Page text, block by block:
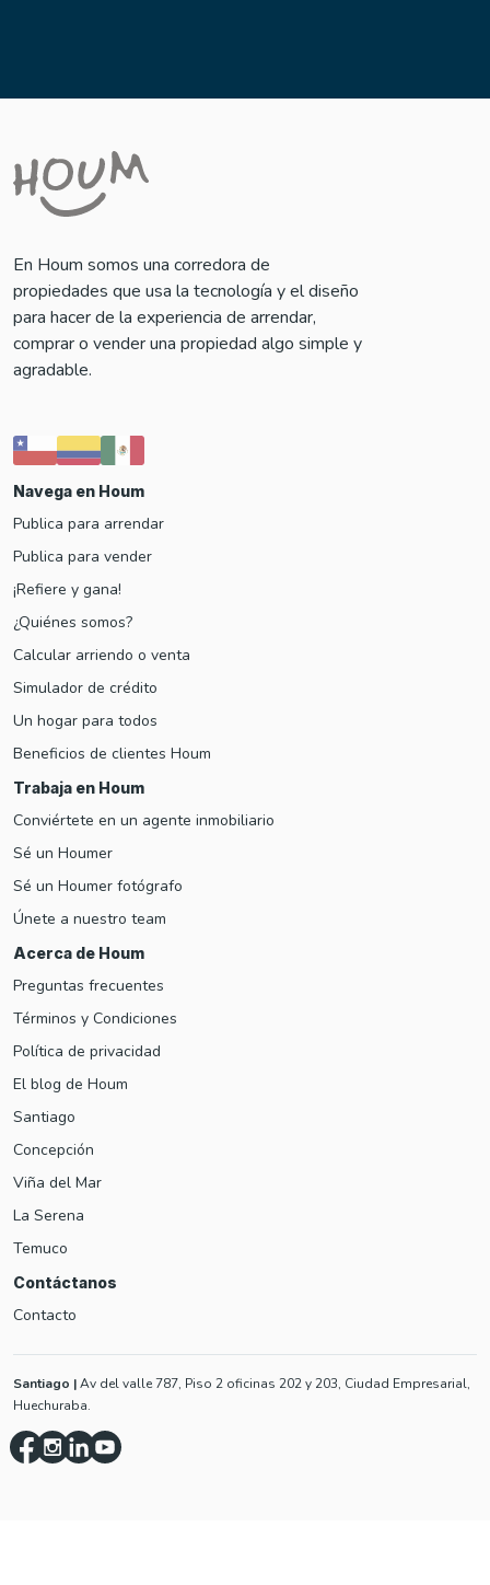
En Houm somos una corredora de
propiedades que usa la tecnología y el diseño
para hacer de la experiencia de arrendar,
comprar o vender una propiedad algo simple y
agradable.
Navega en Houm
Publica para arrendar
Publica para vender
¡Refiere y gana!
¿Quiénes somos?
Calcular arriendo o venta
Simulador de crédito
Un hogar para todos
Beneficios de clientes Houm
Trabaja en Houm
Conviértete en un agente inmobiliario
Sé un Houmer
Sé un Houmer fotógrafo
Únete a nuestro team
Acerca de Houm
Preguntas frecuentes
Términos y Condiciones
Política de privacidad
El blog de Houm
Santiago
Concepción
Viña del Mar
La Serena
Temuco
Contáctanos
Contacto
Santiago |Av del valle 787, Piso 2 oficinas 202 y 203, Ciudad Empresarial,
Huechuraba.